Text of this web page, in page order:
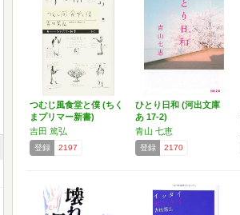
つむじ風食堂と僕 (ちく
まプリマー新書)
吉田 篤弘
登録 2197
ひとり日和 (河出文庫
あ 17-2)
青山 七恵
登録 2170